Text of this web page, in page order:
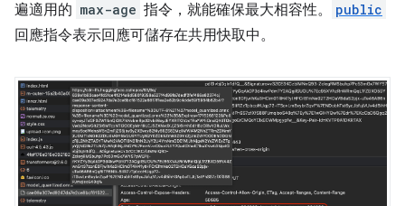
遍適用的 max-age 指令，就能確保最大相容性。 public
回應指令表示回應可儲存在共用快取中。